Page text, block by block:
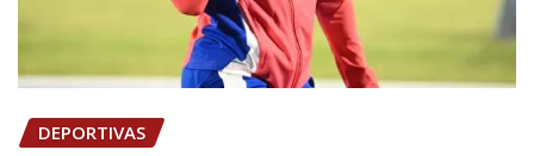
DEPORTIVAS